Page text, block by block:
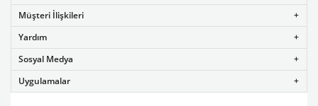
Müşteri İlişkileri
Yardım
Sosyal Medya
Uygulamalar